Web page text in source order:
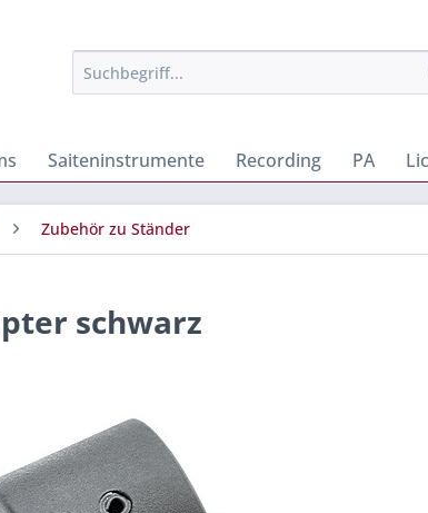
Saiteninstrumente Recording PA
Zubehör zu Ständer
schwarz